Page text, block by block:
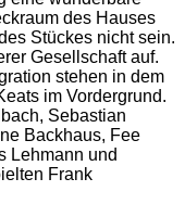
des Hauses
Stückes nicht sein.
Gesellschaft auf.
stehen in dem
im Vordergrund.
Sebastian
Backhaus, Fee
Lehmann und
Frank